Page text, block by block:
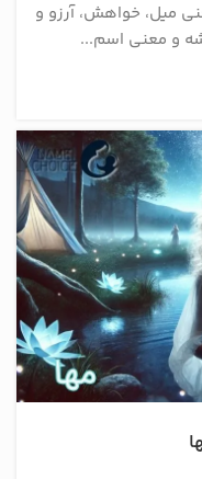
میل، خواهش، آرزو و
و معنی اسم...